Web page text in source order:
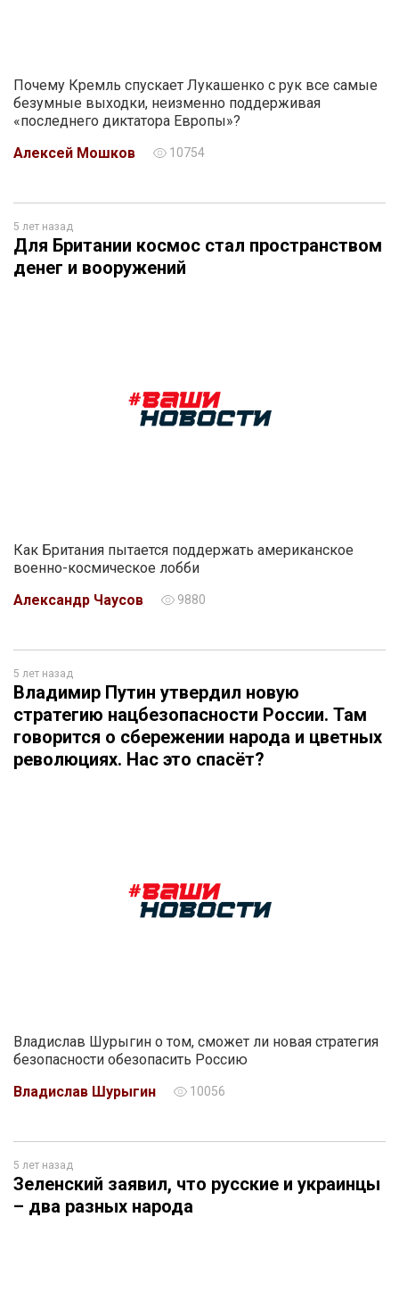
Почему Кремль спускает Лукашенко с рук все самые
безумные выходки, неизменно поддерживая
«последнего диктатора Европы»?
Алексей Мошков
10754
5 лет назад
Для Британии космос стал пространством
денег и вооружений
Как Британия пытается поддержать американское
военно-космическое лобби
Александр Чаусов
9880
5 лет назад
Владимир Путин утвердил новую
стратегию нацбезопасности России. Там
говорится о сбережении народа и цветных
революциях. Нас это спасёт?
Владислав Шурыгин о том, сможет ли новая стратегия
безопасности обезопасить Россию
Владислав Шурыгин
10056
5 лет назад
Зеленский заявил, что русские и украинцы
– два разных народа